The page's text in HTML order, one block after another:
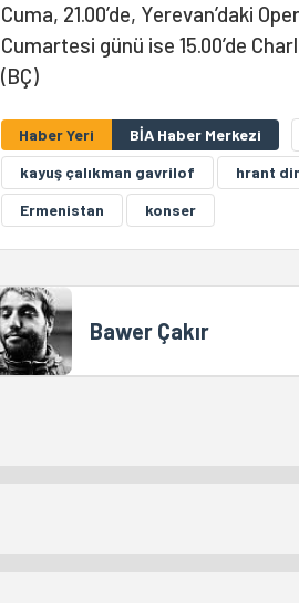
Cuma, 21.00’de, Yerevan’daki
Cumartesi günü ise 15.00’de
(BÇ)
Haber Yeri BİA Haber Merkezi
kayuş çalıkman gavrilof
hrant
Ermenistan
konser
Bawer Çakır